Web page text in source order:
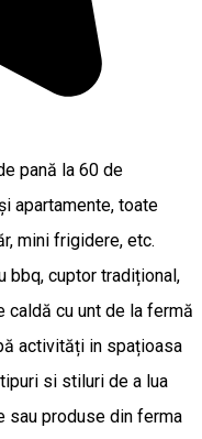
pană la 60 de
apartamente, toate
mini frigidere, etc.
bbq, cuptor tradițional,
caldă cu unt de la fermă
activități in spațioasa
si stiluri de a lua
sau produse din ferma